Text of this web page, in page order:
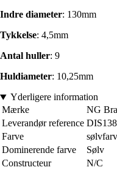
Indre diameter: 130mm
Tykkelse: 4,5mm
Antal huller: 9
Huldiameter: 10,25mm
Yderligere information
Mærke
NG
Leverandør reference
Farve
Dominerende farve
Sølv
Constructeur
N/C